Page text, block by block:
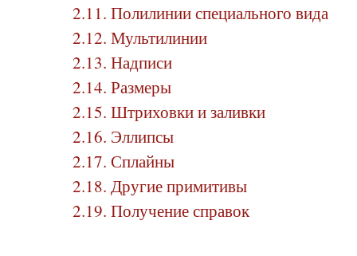
2.11. Полилинии специального вида
2.12. Мультилинии
2.13. Надписи
2.14. Размеры
2.15. Штриховки и заливки
2.16. Эллипсы
2.17. Сплайны
2.18. Другие примитивы
2.19. Получение справок